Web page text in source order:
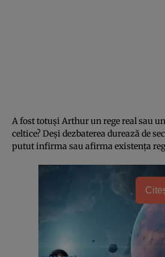
A fost totuşi Arthur un rege real sau
celtice? Deşi dezbaterea durează de
putut infirma sau afirma existenţa